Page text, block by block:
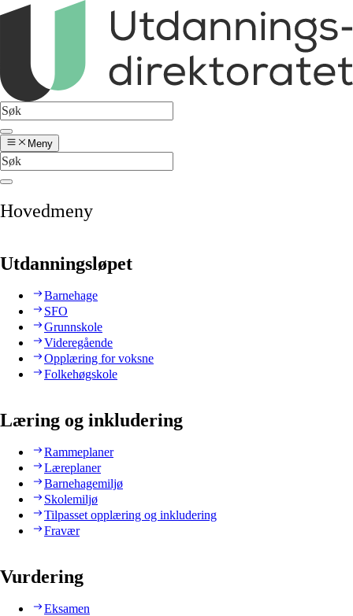
Meny
Hovedmeny
Utdanningsløpet
Barnehage
SFO
Grunnskole
Videregående
Opplæring for voksne
Folkehøgskole
Læring og inkludering
Rammeplaner
Læreplaner
Barnehagemiljø
Skolemiljø
Tilpasset opplæring og inkludering
Fravær
Vurdering
Eksamen